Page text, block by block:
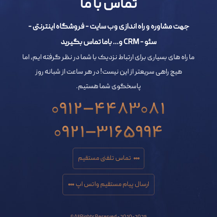
تماس با ما
جهت مشاوره و راه اندازی وب سایت - فروشگاه اینترنتی -
سئو - CRM و... باما تماس بگیرید
ما راه های بسیاری برای ارتباط نزدیک با شما در نظر گرفته ایم، اما
هیچ راهی سریعتر از این نیست! در هر ساعت از شبانه روز
پاسخگوی شما هستیم.
0912-4483081
0921-3165994
تماس تلفنی مستقیم
ارسال پیام مستقیم واتس اپ